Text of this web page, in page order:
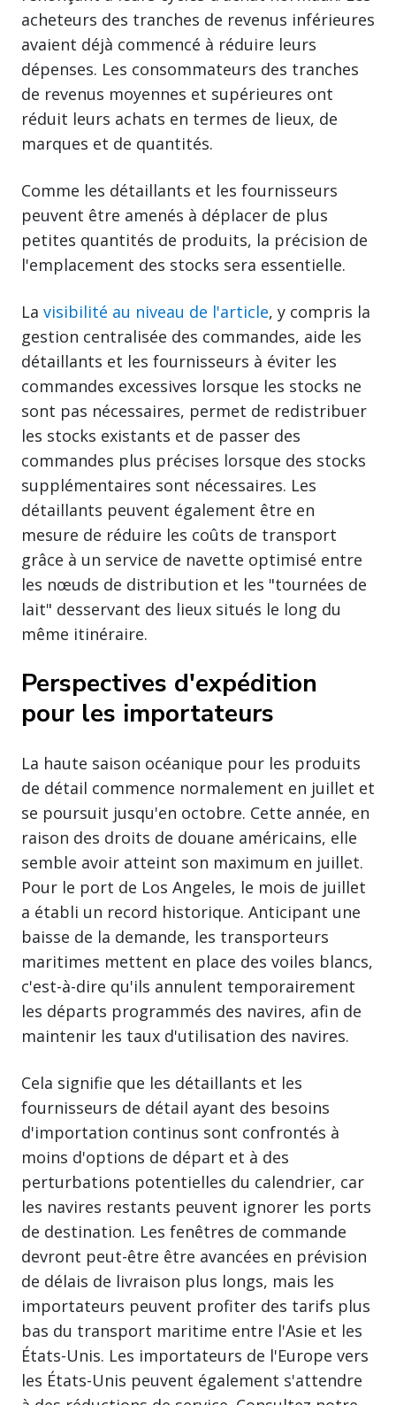
acheteurs des tranches de revenus inférieures
avaient déjà commencé à réduire leurs
dépenses. Les consommateurs des tranches
de revenus moyennes et supérieures ont
réduit leurs achats en termes de lieux, de
marques et de quantités.
Comme les détaillants et les fournisseurs
peuvent être amenés à déplacer de plus
petites quantités de produits, la précision de
l'emplacement des stocks sera essentielle.
La visibilité au niveau de l'article, y compris la
gestion centralisée des commandes, aide les
détaillants et les fournisseurs à éviter les
commandes excessives lorsque les stocks ne
sont pas nécessaires, permet de redistribuer
les stocks existants et de passer des
commandes plus précises lorsque des stocks
supplémentaires sont nécessaires. Les
détaillants peuvent également être en
mesure de réduire les coûts de transport
grâce à un service de navette optimisé entre
les nœuds de distribution et les "tournées de
lait" desservant des lieux situés le long du
même itinéraire.
Perspectives d'expédition
pour les importateurs
La haute saison océanique pour les produits
de détail commence normalement en juillet et
se poursuit jusqu'en octobre. Cette année, en
raison des droits de douane américains, elle
semble avoir atteint son maximum en juillet.
Pour le port de Los Angeles, le mois de juillet
a établi un record historique. Anticipant une
baisse de la demande, les transporteurs
maritimes mettent en place des voiles blancs,
c'est-à-dire qu'ils annulent temporairement
les départs programmés des navires, afin de
maintenir les taux d'utilisation des navires.
Cela signifie que les détaillants et les
fournisseurs de détail ayant des besoins
d'importation continus sont confrontés à
moins d'options de départ et à des
perturbations potentielles du calendrier, car
les navires restants peuvent ignorer les ports
de destination. Les fenêtres de commande
devront peut-être être avancées en prévision
de délais de livraison plus longs, mais les
importateurs peuvent profiter des tarifs plus
bas du transport maritime entre l'Asie et les
États-Unis. Les importateurs de l'Europe vers
les États-Unis peuvent également s'attendre